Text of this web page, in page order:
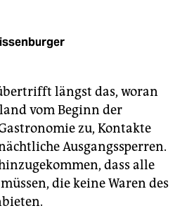
längst das, woran
vom Beginn der
zu, Kontakte
Ausgangssperren.
dass alle
die keine Waren des